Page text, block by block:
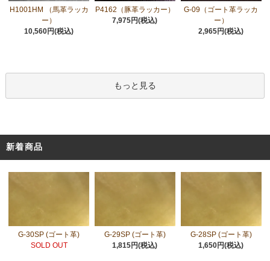
H1001HM （馬革ラッカ
ー）
10,560円(税込)
P4162（豚革ラッカー）
7,975円(税込)
G-09（ゴート革ラッカ
ー）
2,965円(税込)
もっと見る
新着商品
G-30SP (ゴート革)
SOLD OUT
G-29SP (ゴート革)
1,815円(税込)
G-28SP (ゴート革)
1,650円(税込)